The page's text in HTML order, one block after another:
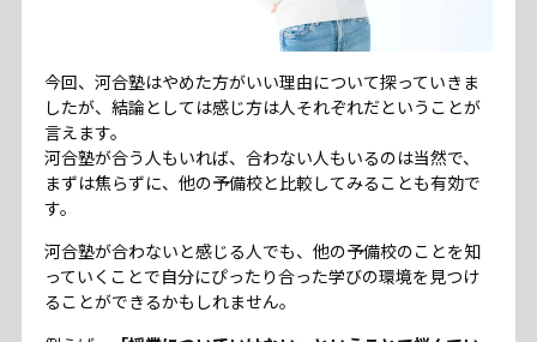
今回、河合塾はやめた方がいい理由について探っていきま
したが、結論としては感じ方は人それぞれだということが
言えます。
河合塾が合う人もいれば、合わない人もいるのは当然で、
まずは焦らずに、他の予備校と比較してみることも有効で
す。
河合塾が合わないと感じる人でも、他の予備校のことを知
っていくことで自分にぴったり合った学びの環境を見つけ
ることができるかもしれません。